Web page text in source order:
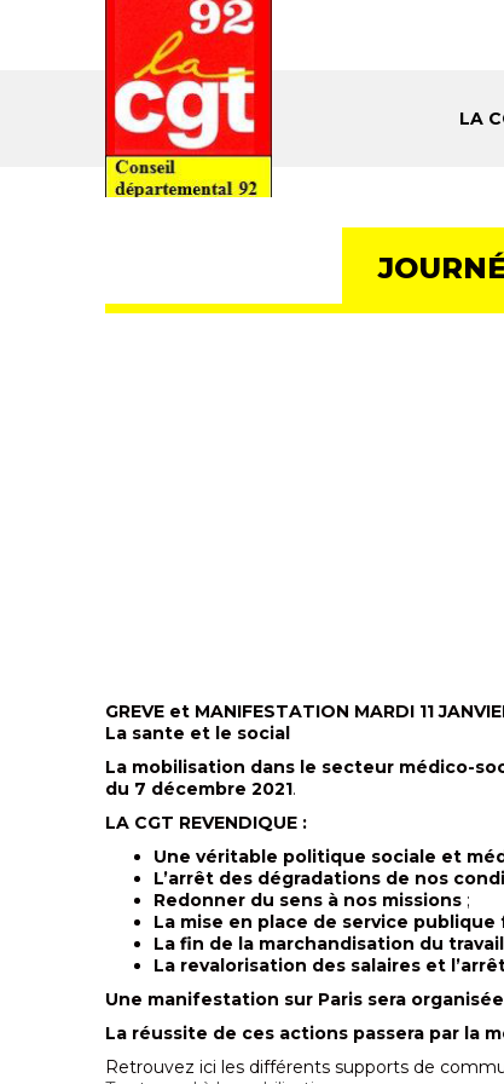
LA
GREVE et MANIFESTATION MARDI 11
La sante et le social
La mobilisation dans le secteur médico-
du 7 décembre 2021.
LA CGT REVENDIQUE :
Une véritable politique sociale et
L’arrêt des dégradations de nos
Redonner du sens à nos missions ;
La mise en place de service
La fin de la marchandisation du
La revalorisation des salaires et
Une manifestation sur Paris sera
La réussite de ces actions passera par la
Retrouvez ici les différents supports de